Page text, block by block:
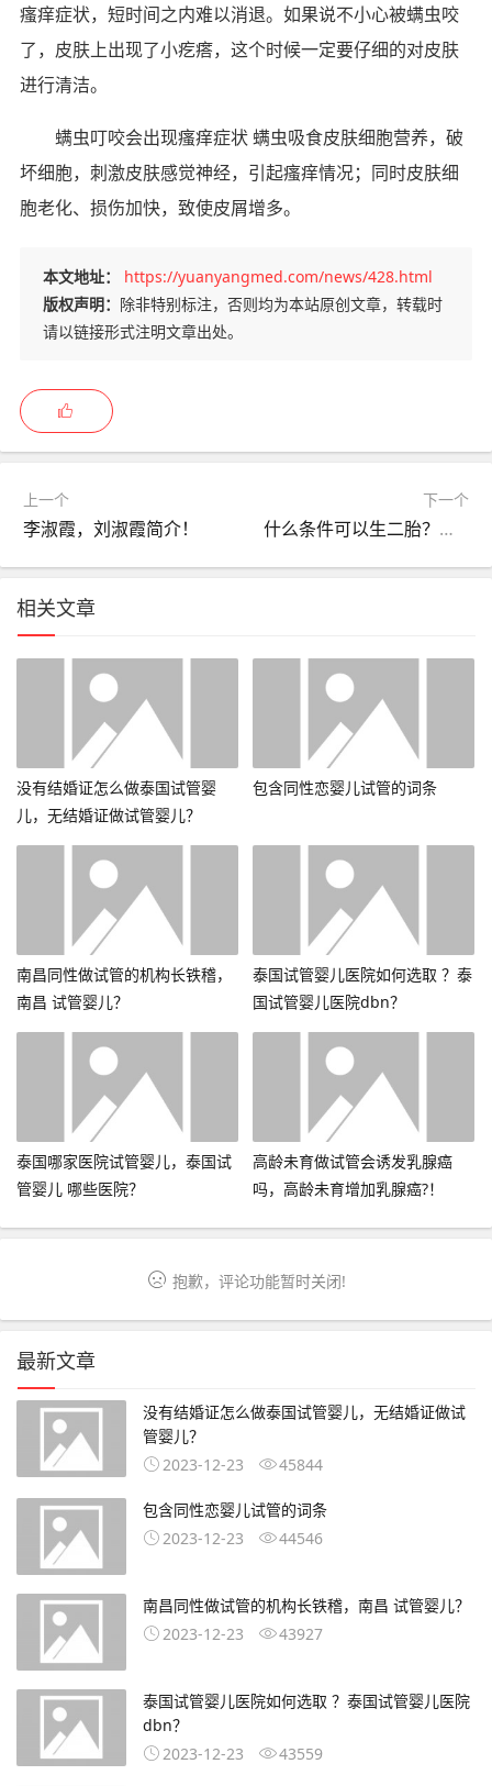
瘙痒症状，短时间之内难以消退。如果说不小心被螨虫咬
了，皮肤上出现了小疙瘩，这个时候一定要仔细的对皮肤
进行清洁。
螨虫叮咬会出现瘙痒症状 螨虫吸食皮肤细胞营养，破
坏细胞，刺激皮肤感觉神经，引起瘙痒情况；同时皮肤细
胞老化、损伤加快，致使皮屑增多。
本文地址：
https://yuanyangmed.com/news/428.html
版权声明： 除非特别标注，否则均为本站原创文章，转载时
请以链接形式注明文章出处。
上一个
李淑霞，刘淑霞简介！
下一个
什么条件可以生二胎？什么条件要二胎比较合适？
相关文章
没有结婚证怎么做泰国试管婴
儿，无结婚证做试管婴儿？
包含同性恋婴儿试管的词条
南昌同性做试管的机构长铁稽，
南昌 试管婴儿？
泰国试管婴儿医院如何选取 ？泰
国试管婴儿医院dbn？
泰国哪家医院试管婴儿，泰国试
管婴儿 哪些医院？
高龄未育做试管会诱发乳腺癌
吗，高龄未育增加乳腺癌?！
抱歉，评论功能暂时关闭!
最新文章
没有结婚证怎么做泰国试管婴儿，无结婚证做试
管婴儿？
2023-12-23
45844
包含同性恋婴儿试管的词条
2023-12-23
44546
南昌同性做试管的机构长铁稽，南昌 试管婴儿？
2023-12-23
43927
泰国试管婴儿医院如何选取 ？泰国试管婴儿医院
dbn？
2023-12-23
43559